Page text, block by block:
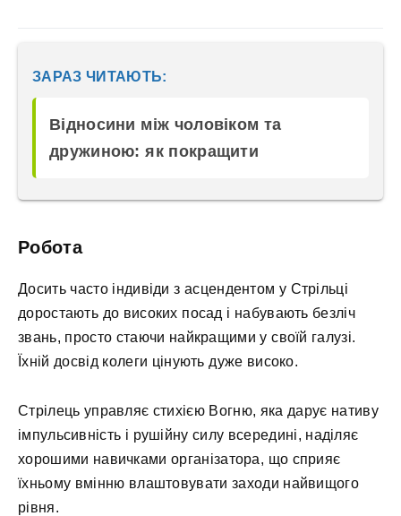
ЗАРАЗ ЧИТАЮТЬ:
Відносини між чоловіком та
дружиною: як покращити
Робота
Досить часто індивіди з асцендентом у Стрільці
доростають до високих посад і набувають безліч
звань, просто стаючи найкращими у своїй галузі.
Їхній досвід колеги цінують дуже високо.
Стрілець управляє стихією Вогню, яка дарує нативу
імпульсивність і рушійну силу всередині, наділяє
хорошими навичками організатора, що сприяє
їхньому вмінню влаштовувати заходи найвищого
рівня.